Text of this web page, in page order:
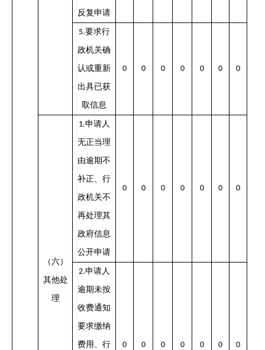
反复申请
5.要求行
政机关确
认或重新
出具已获
取信息
0 0 0 0 0 0 0
（六）
其他处
理
1.申请人
无正当理
由逾期不
补正、行
政机关不
再处理其
政府信息
公开申请
0 0 0 0 0 0 0
2.申请人
逾期未按
收费通知
要求缴纳
费用、行 0 0 0 0 0 0 0